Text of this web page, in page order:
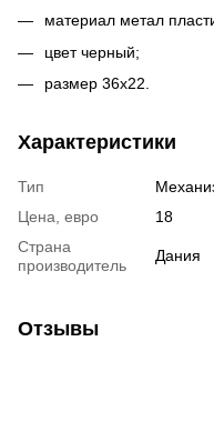
материал метал
цвет черный;
размер 36х22.
Характеристики
Тип
Цена, евро
18
Страна
производитель
Дания
Отзывы